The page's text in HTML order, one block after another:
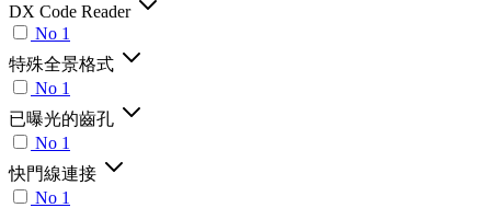
DX Code Reader
No 1
特殊全景格式
No 1
已曝光的齒孔
No 1
快門線連接
No 1